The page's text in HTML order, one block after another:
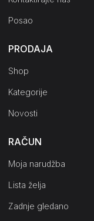
Posao
PRODAJA
Shop
Kategorije
Novosti
RAČUN
Moja narudžba
Lista želja
Zadnje gledano